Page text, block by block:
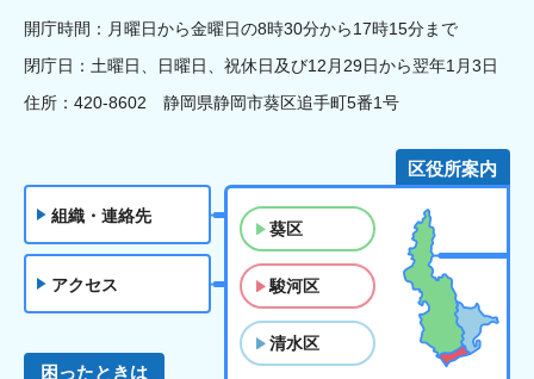
開庁時間：月曜日から金曜日の8時30分から17時15分まで
閉庁日：土曜日、日曜日、祝休日及び12月29日から翌年1月3日
住所：420-8602 静岡県静岡市葵区追手町5番1号
組織・連絡先
アクセス
区役所案内
葵区
駿河区
清水区
困ったときは